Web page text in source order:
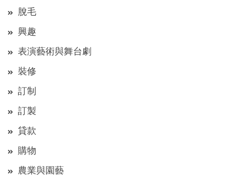
脫毛
興趣
表演藝術與舞台劇
裝修
訂制
訂製
貸款
購物
農業與園藝